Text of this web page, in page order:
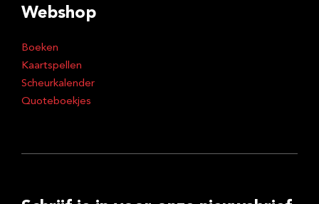
Webshop
Boeken
Kaartspellen
Scheurkalender
Quoteboekjes